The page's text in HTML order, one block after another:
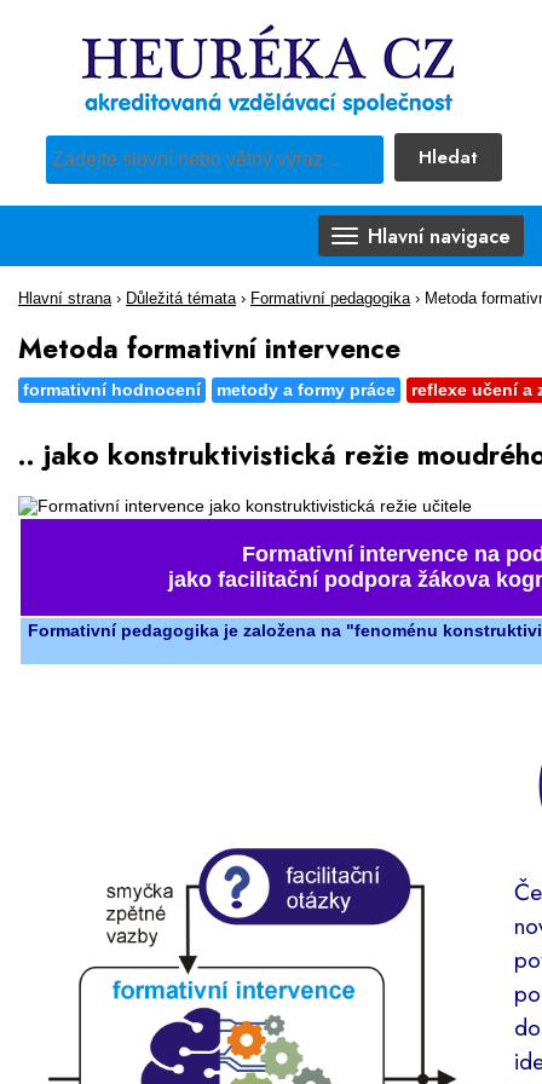
Hledat
Pro vyhledávání obsahu webu použijte předdefinovaný výběr
Hlavní navigace
Hlavní strana › Důležitá témata › Formativní pedagogika › Metoda
Metoda formativní intervence
formativní hodnocení metody a formy práce reflexe učení a
.. jako konstruktivistická režie
Formativní intervence na
jako facilitační podpora žákova
Formativní pedagogika je založena na "fenoménu